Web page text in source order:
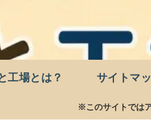
工場とは？ サイトマ
※このサイトでは